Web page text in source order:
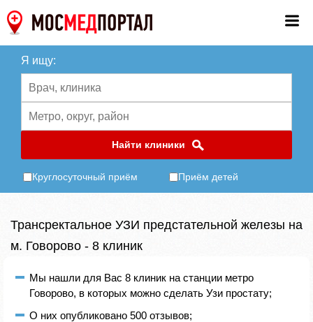
Я ищу:
Найти клиники
Круглосуточный приём Приём детей
Трансректальное УЗИ предстательной железы на
м. Говорово - 8 клиник
Мы нашли для Вас 8 клиник на станции метро
Говорово, в которых можно сделать Узи простату;
О них опубликовано 500 отзывов;